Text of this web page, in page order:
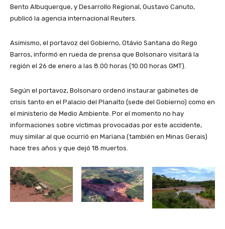
Bento Albuquerque, y Desarrollo Regional, Gustavo Canuto,
publicó la agencia internacional Reuters.
Asimismo, el portavoz del Gobierno, Otávio Santana do Rego
Barros, informó en rueda de prensa que Bolsonaro visitará la
región el 26 de enero a las 8.00 horas (10.00 horas GMT).
Según el portavoz, Bolsonaro ordenó instaurar gabinetes de
crisis tanto en el Palacio del Planalto (sede del Gobierno) como en
el ministerio de Medio Ambiente. Por el momento no hay
informaciones sobre víctimas provocadas por este accidente,
muy similar al que ocurrió en Mariana (también en Minas Gerais)
hace tres años y que dejó 18 muertos.